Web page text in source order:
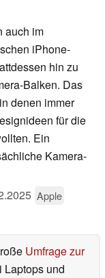
auch im
iPhone-
hin zu
Balken. Das
denen immer
für die
Ein
Kamera-
Apple
Umfrage zur
und